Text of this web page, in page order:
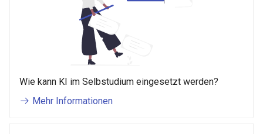
Wie kann KI im Selbstudium eingesetzt werden?
Mehr Informationen